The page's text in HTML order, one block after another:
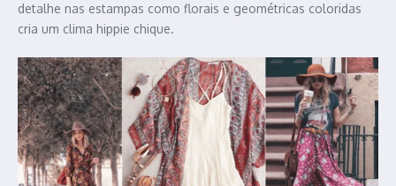
detalhe nas estampas como florais e geométricas coloridas
cria um clima hippie chique.